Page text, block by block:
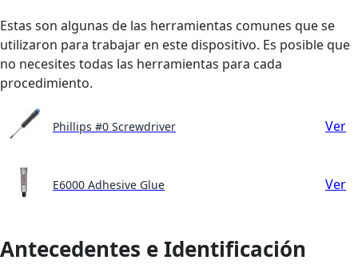
Estas son algunas de las herramientas comunes que se
utilizaron para trabajar en este dispositivo. Es posible que
no necesites todas las herramientas para cada
procedimiento.
Phillips #0 Screwdriver Ver
E6000 Adhesive Glue Ver
Antecedentes e Identificación